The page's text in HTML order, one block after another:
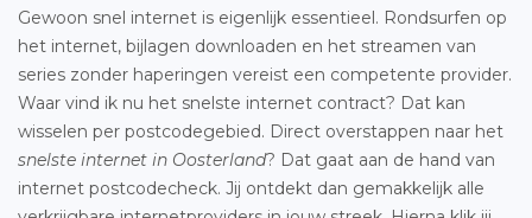
Gewoon snel internet is eigenlijk essentieel. Rondsurfen op
het internet, bijlagen downloaden en het streamen van
series zonder haperingen vereist een competente provider.
Waar vind ik nu het snelste internet contract? Dat kan
wisselen per postcodegebied. Direct overstappen naar het
snelste internet in Oosterland? Dat gaat aan de hand van
internet postcodecheck. Jij ontdekt dan gemakkelijk alle